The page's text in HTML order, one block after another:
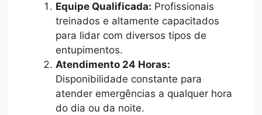
Equipe Qualificada: Profissionais
treinados e altamente capacitados
para lidar com diversos tipos de
entupimentos.
Atendimento 24 Horas:
Disponibilidade constante para
atender emergências a qualquer hora
do dia ou da noite.